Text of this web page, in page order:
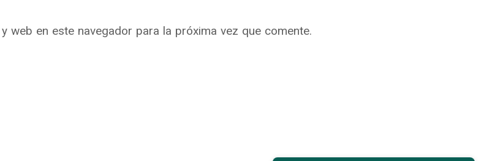
web en este navegador para la próxima vez que comente.